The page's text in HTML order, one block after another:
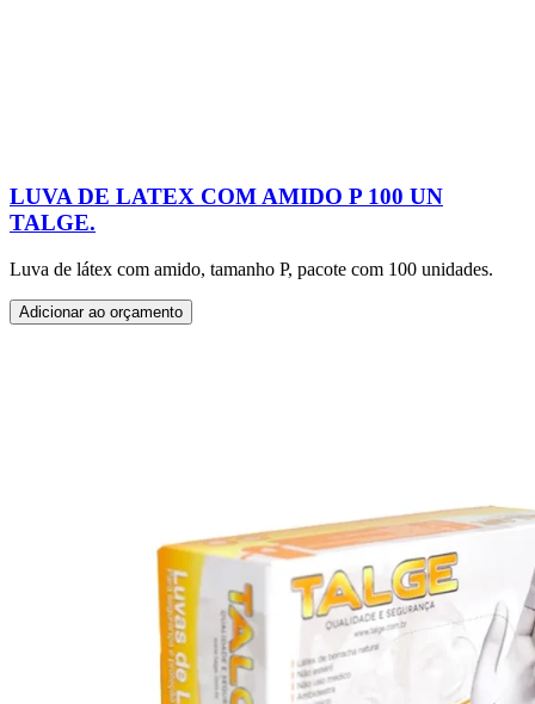
LUVA DE LATEX COM AMIDO P 100 UN
TALGE.
Luva de látex com amido, tamanho P, pacote com 100 unidades.
Adicionar ao orçamento